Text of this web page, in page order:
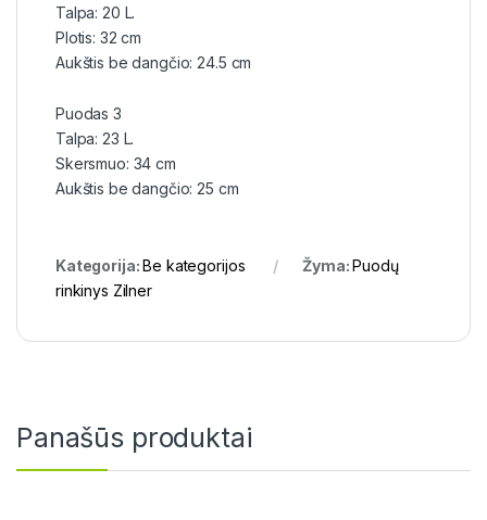
Talpa: 20 L.
Plotis: 32 cm
Aukštis be dangčio: 24.5 cm
Puodas 3
Talpa: 23 L.
Skersmuo: 34 cm
Aukštis be dangčio: 25 cm
Kategorija:Be kategorijos Žyma:Puodų
rinkinys Zilner
Panašūs produktai